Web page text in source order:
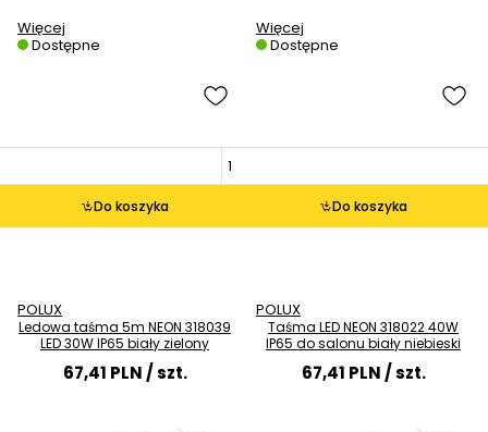
Więcej
Dostępne
Więcej
Dostępne
Do koszyka
POLUX
Ledowa taśma 5m NEON 318039
LED 30W IP65 biały zielony
67,41 PLN/ szt.
Do koszyka
POLUX
Taśma LED NEON 318022 40W
IP65 do salonu biały niebieski
67,41 PLN/ szt.